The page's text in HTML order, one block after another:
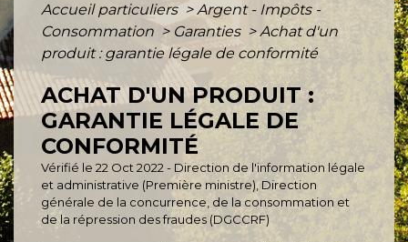
Accueil particuliers > Argent - Impôts -
Consommation > Garanties > Achat d'un
produit : garantie légale de conformité
ACHAT D'UN PRODUIT :
GARANTIE LÉGALE DE
CONFORMITÉ
Vérifié le 22 Oct 2022 - Direction de l'information légale
et administrative (Première ministre), Direction
générale de la concurrence, de la consommation et
de la répression des fraudes (DGCCRF)